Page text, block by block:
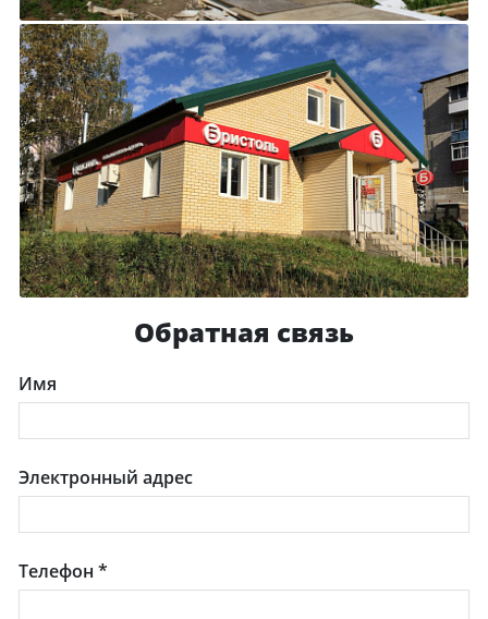
Обратная связь
Имя
Электронный адрес
Телефон*